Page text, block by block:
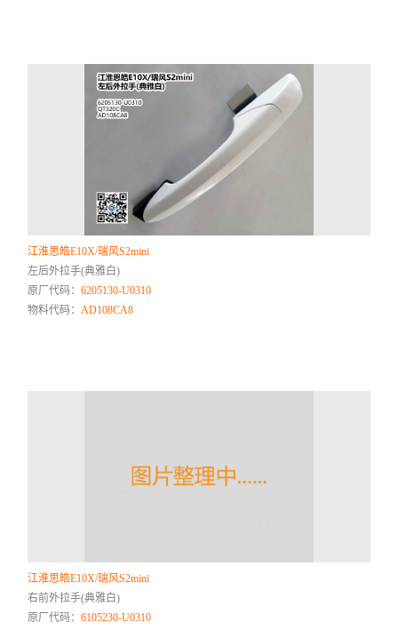
江淮思皓E10X/瑞风S2mini
左后外拉手(典雅白)
原厂代码：6205130-U0310
物料代码：AD108CA8
江淮思皓E10X/瑞风S2mini
右前外拉手(典雅白)
原厂代码：6105230-U0310